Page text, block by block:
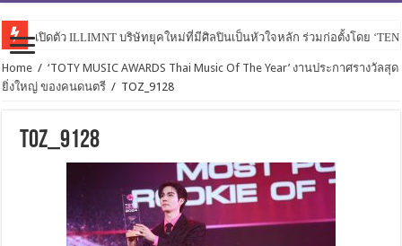
เปิดตัว ILLIMNT บริษัทยุคใหม่ที่มีศิลปินเป็นหัวใจหลัก ร่วมก่อตั้งโดย
Home / ‘TOTY MUSIC AWARDS Thai Music Of The Year’ งานประกาศรางวัลสุด
ยิ่งใหญ่ ของคนดนตรี / TOZ_9128
TOZ_9128